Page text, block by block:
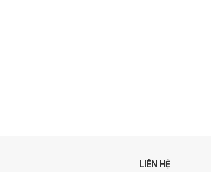
LIÊN HỆ